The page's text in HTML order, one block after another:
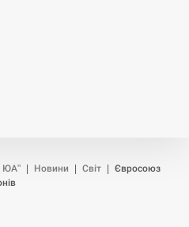
ЮА" Новини Світ
Євросоюз